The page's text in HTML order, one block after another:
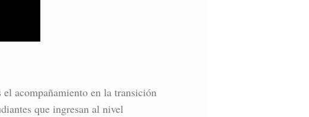
acompañamiento en la transición
que ingresan al nivel